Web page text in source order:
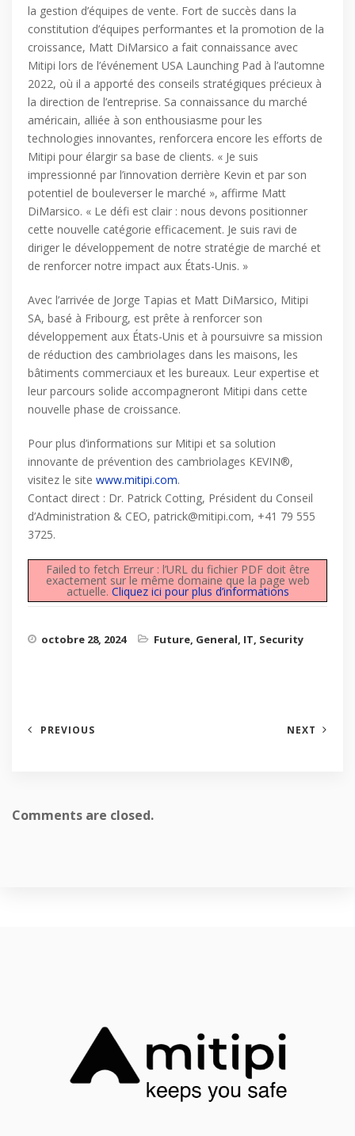
la gestion d’équipes de vente. Fort de succès dans la
constitution d’équipes performantes et la promotion de la
croissance, Matt DiMarsico a fait connaissance avec
Mitipi lors de l’événement USA Launching Pad à l’automne
2022, où il a apporté des conseils stratégiques précieux à
la direction de l’entreprise. Sa connaissance du marché
américain, alliée à son enthousiasme pour les
technologies innovantes, renforcera encore les efforts de
Mitipi pour élargir sa base de clients. « Je suis
impressionné par l’innovation derrière Kevin et par son
potentiel de bouleverser le marché », affirme Matt
DiMarsico. « Le défi est clair : nous devons positionner
cette nouvelle catégorie efficacement. Je suis ravi de
diriger le développement de notre stratégie de marché et
de renforcer notre impact aux États-Unis. »
Avec l’arrivée de Jorge Tapias et Matt DiMarsico, Mitipi
SA, basé à Fribourg, est prête à renforcer son
développement aux États-Unis et à poursuivre sa mission
de réduction des cambriolages dans les maisons, les
bâtiments commerciaux et les bureaux. Leur expertise et
leur parcours solide accompagneront Mitipi dans cette
nouvelle phase de croissance.
Pour plus d’informations sur Mitipi et sa solution
innovante de prévention des cambriolages KEVIN®,
visitez le site www.mitipi.com.
Contact direct : Dr. Patrick Cotting, Président du Conseil
d’Administration & CEO, patrick@mitipi.com, +41 79 555
3725.
Failed to fetch Erreur : l’URL du fichier PDF doit être
exactement sur le même domaine que la page web
actuelle. Cliquez ici pour plus d’informations
octobre 28, 2024 Future, General, IT, Security
PREVIOUS NEXT
Comments are closed.